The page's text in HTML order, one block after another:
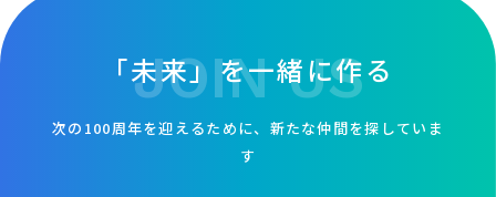
JOIN US
「未来」を一緒に作る
次の100周年を迎えるために、新たな仲間を探していま
す